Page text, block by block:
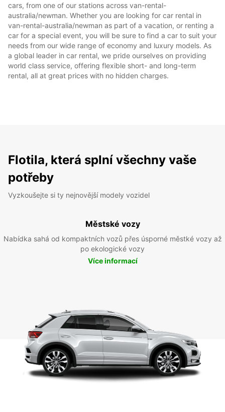
cars, from one of our stations across van-rental-
australia/newman. Whether you are looking for car rental in
van-rental-australia/newman as part of a vacation, or renting a
car for a special event, you will be sure to find a car to suit your
needs from our wide range of economy and luxury models. As
a global leader in car rental, we pride ourselves on providing
world class service, offering flexible short- and long-term
rental, all at great prices with no hidden charges.
Flotila, která splní všechny vaše
potřeby
Vyzkoušejte si ty nejnovější modely vozidel
Městské vozy
Nabídka sahá od kompaktních vozů přes úsporné městké vozy až
po ekologické vozy
Více informací